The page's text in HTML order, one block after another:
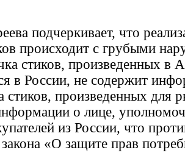
подчеркивает, что
происходит с грубыми
стиков, произведенных в
в России, не содержит
стиков, произведенных для
о лице,
из России, что
«О защите прав